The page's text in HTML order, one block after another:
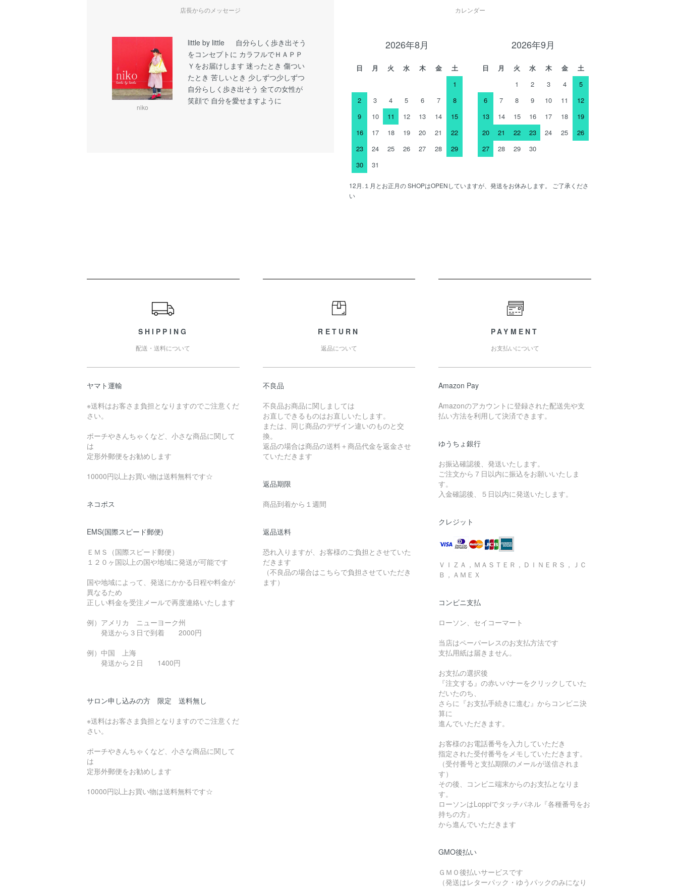
店長からのメッセージ
niko
little by little 自分らしく歩き出そう
をコンセプトに カラフルでＨＡＰＰ
Ｙをお届けします 迷ったとき 傷つい
たとき 苦しいとき 少しずつ少しずつ
自分らしく歩き出そう 全ての女性が
笑顔で 自分を愛せますように
カレンダー
2026年8月
日 月 火 水 木 金
土
1
2
3 4 5 6 7
8
9
10 11 12 13 14
15
16
17 18 19 20 21
22
23
24 25 26 27 28
29
30
31
2026年9月
日 月 火 水 木 金
土
1
2 3 4
5
6
7 8 9 10 11
12
13
14 15 16 17 18
19
20
21 22 23 24 25
26
27
28 29 30
12月.１月とお正月の SHOPはOPENしていますが、発送をお休みします。 ご了承くださ
い
SHIPPING
配送・送料について
ヤマト運輸
※送料はお客さま負担となりますのでご注意くだ
さい。
ポーチやきんちゃくなど、小さな商品に関して
は
定形外郵便をお勧めします
10000円以上お買い物は送料無料です☆
ネコポス
EMS(国際スピード郵便)
ＥＭＳ（国際スピード郵便）
１２０ヶ国以上の国や地域に発送が可能です
国や地域によって、発送にかかる日程や料金が
異なるため
正しい料金を受注メールで再度連絡いたします
例）アメリカ ニューヨーク州
発送から３日で到着 2000円
例）中国 上海
発送から２日 1400円
サロン申し込みの方 限定 送料無し
※送料はお客さま負担となりますのでご注意くだ
さい。
ポーチやきんちゃくなど、小さな商品に関して
は
定形外郵便をお勧めします
10000円以上お買い物は送料無料です☆
RETURN
返品について
不良品
不良品お商品に関しましては
お直しできるものはお直しいたします。
または、同じ商品のデザイン違いのものと交
換。
返品の場合は商品の送料＋商品代金を返金させ
ていただきます
返品期限
商品到着から１週間
返品送料
恐れ入りますが、お客様のご負担とさせていた
だきます
（不良品の場合はこちらで負担させていただき
ます）
PAYMENT
お支払いについて
Amazon Pay
Amazonのアカウントに登録された配送先や支
払い方法を利用して決済できます。
ゆうちょ銀行
お振込確認後、発送いたします。
ご注文から７日以内に振込をお願いいたしま
す。
入金確認後、５日以内に発送いたします。
クレジット
ＶＩＺＡ，ＭＡＳＴＥＲ，ＤＩＮＥＲＳ，ＪＣ
Ｂ，ＡＭＥＸ
コンビニ支払
ローソン、セイコーマート
当店はペーパーレスのお支払方法です
支払用紙は届きません。
お支払の選択後
『注文する』の赤いバナーをクリックしていた
だいたのち、
さらに『お支払手続きに進む』からコンビニ決
算に
進んでいただきます。
お客様のお電話番号を入力していただき
指定された受付番号をメモしていただきます。
（受付番号と支払期限のメールが送信されま
す）
その後、コンビニ端末からのお支払となりま
す。
ローソンはLoppiでタッチパネル『各種番号をお
持ちの方』
から進んでいただきます
GMO後払い
ＧＭＯ後払いサービスです
（発送はレターパック・ゆうパックのみになり